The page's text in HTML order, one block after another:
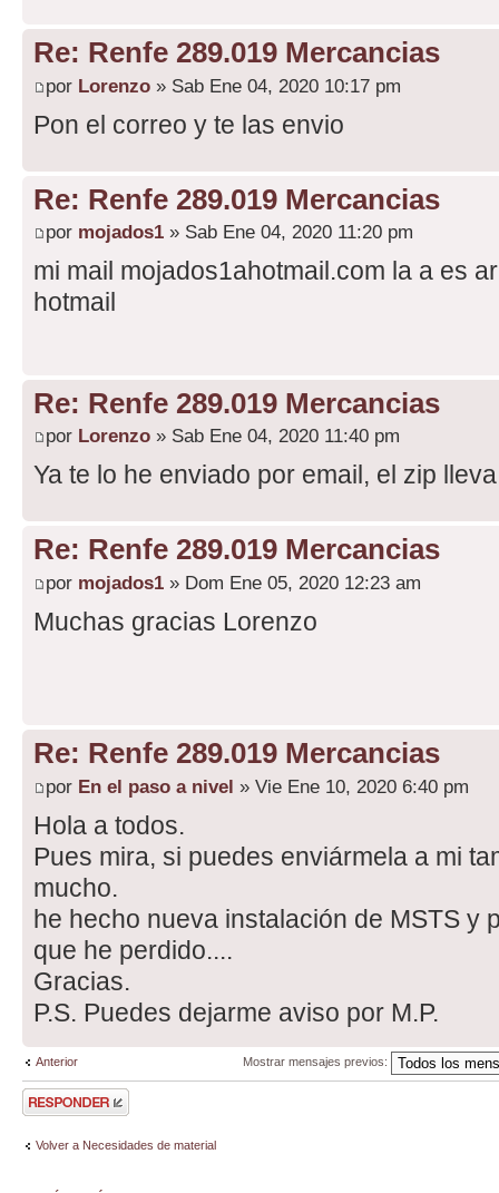
Re: Renfe 289.019 Mercancias
por Lorenzo » Sab Ene 04, 2020 10:17 pm
Pon el correo y te las envio
Re: Renfe 289.019 Mercancias
por mojados1 » Sab Ene 04, 2020 11:20 pm
mi mail mojados1ahotmail.com la a es
hotmail
Re: Renfe 289.019 Mercancias
por Lorenzo » Sab Ene 04, 2020 11:40 pm
Ya te lo he enviado por email, el zip
Re: Renfe 289.019 Mercancias
por mojados1 » Dom Ene 05, 2020 12:23 am
Muchas gracias Lorenzo
Re: Renfe 289.019 Mercancias
por En el paso a nivel » Vie Ene 10, 2020 6:40 pm
Hola a todos.
Pues mira, si puedes enviármela a mi
mucho.
he hecho nueva instalación de MSTS y
que he perdido....
Gracias.
P.S. Puedes dejarme aviso por M.P.
Anterior Mostrar mensajes previos:
Publicar una
respuesta
Volver a Necesidades de material